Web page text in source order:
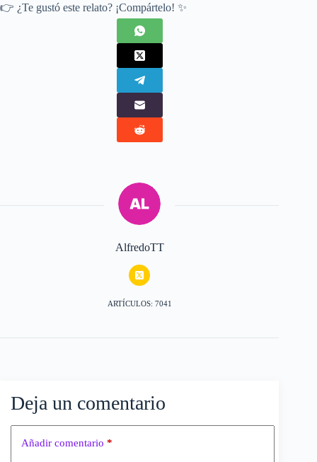
👉 ¿Te gustó este relato? ¡Compártelo! ✨
AlfredoTT
ARTÍCULOS: 7041
Deja un comentario
Añadir comentario *